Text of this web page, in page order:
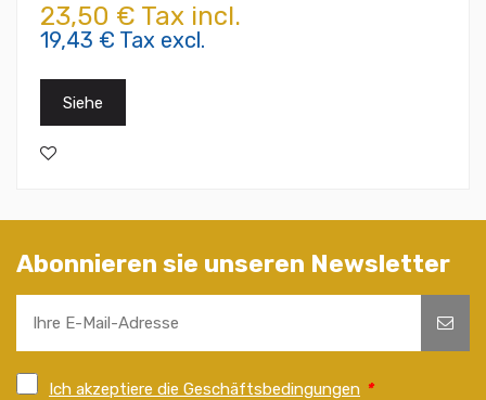
23,50 € Tax incl.
19,43 € Tax excl.
Siehe
Abonnieren sie unseren Newsletter
Ich akzeptiere die Geschäftsbedingungen *